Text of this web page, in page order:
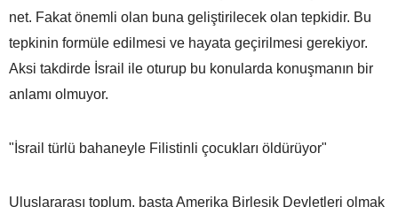
net. Fakat önemli olan buna geliştirilecek olan tepkidir. Bu
tepkinin formüle edilmesi ve hayata geçirilmesi gerekiyor.
Aksi takdirde İsrail ile oturup bu konularda konuşmanın bir
anlamı olmuyor.
"İsrail türlü bahaneyle Filistinli çocukları öldürüyor"
Uluslararası toplum, başta Amerika Birleşik Devletleri olmak